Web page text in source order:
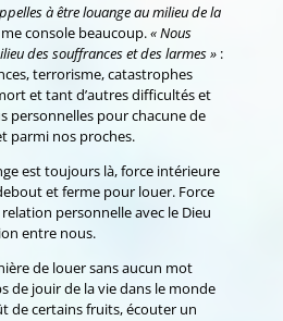
à être louange au milieu de la
console beaucoup.« Nous
des souffrances et des larmes »:
terrorisme, catastrophes
et tant d’autres difficultés et
personnelles pour chacune de
parmi nos proches.
est toujours là, force intérieure
et ferme pour louer. Force
personnelle avec le Dieu
entre nous.
de louer sans aucun mot
de jouir de la vie dans le monde
de certains fruits, écouter un